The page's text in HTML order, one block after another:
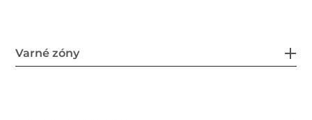
Varné zóny